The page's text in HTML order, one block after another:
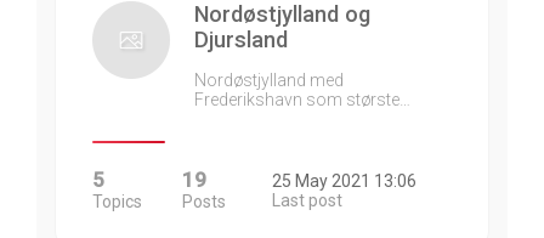
Nordøstjylland og
Djursland
Nordøstjylland med
Frederikshavn som største…
5
Topics
19
Posts
25 May 2021 13:06
Last post